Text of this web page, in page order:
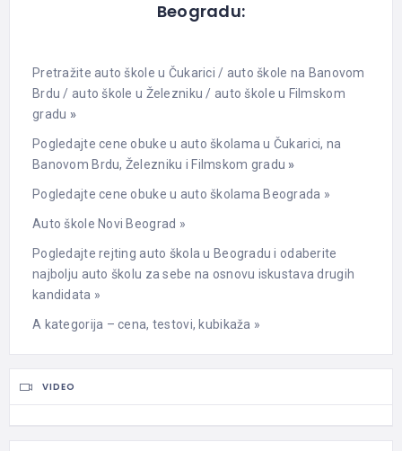
Beogradu:
Pretražite auto škole u Čukarici / auto škole na Banovom
Brdu / auto škole u Železniku / auto škole u Filmskom
gradu »
Pogledajte cene obuke u auto školama u Čukarici, na
Banovom Brdu, Železniku i Filmskom gradu»
Pogledajte cene obuke u auto školama Beograda »
Auto škole Novi Beograd »
Pogledajte rejting auto škola u Beogradu i odaberite
najbolju auto školu za sebe na osnovu iskustava drugih
kandidata »
A kategorija – cena, testovi, kubikaža »
VIDEO